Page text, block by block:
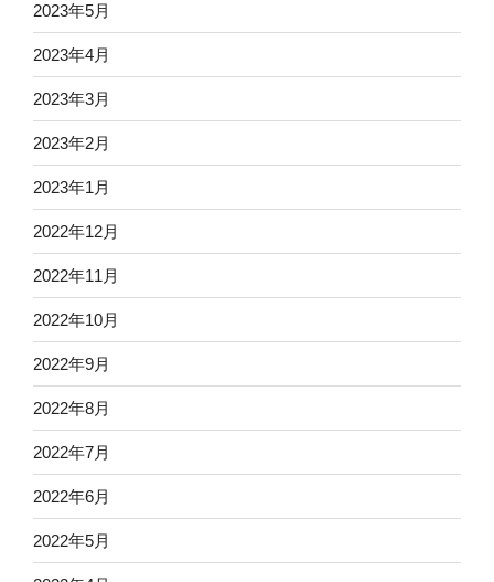
2023年5月
2023年4月
2023年3月
2023年2月
2023年1月
2022年12月
2022年11月
2022年10月
2022年9月
2022年8月
2022年7月
2022年6月
2022年5月